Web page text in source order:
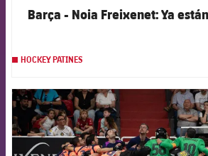
Barça - Noia Freixenet: Ya
HOCKEY PATINES
FCB